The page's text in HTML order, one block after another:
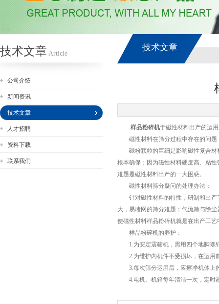
技术文章 Article
公司介绍
新闻资讯
技术文章
人才招聘
资料下载
联系我们
技术文章
样品粉碎机于磁性材料出产的运用
磁性材料在筛分过程中存在的问题
磁粉颗粒的巨细是影响磁性复合材
根本确保；因为磁性材料硬度高、粘
难题是磁性材料出产的一大困惑。
磁性材料筛分疑问的处理办法：
针对磁性材料的特性，研制和出产
大，易堵网的筛分难题；气流筛与除
使磁性材料样品粉碎机就是在出产工
样品粉碎机的养护：
1.为安定震筛机，需用四个地脚螺
2.为维护内机件不受损坏，在运用
3.每次筛分运用后，应擦净机体上
4.电机、机箱每年清洁一次，定时